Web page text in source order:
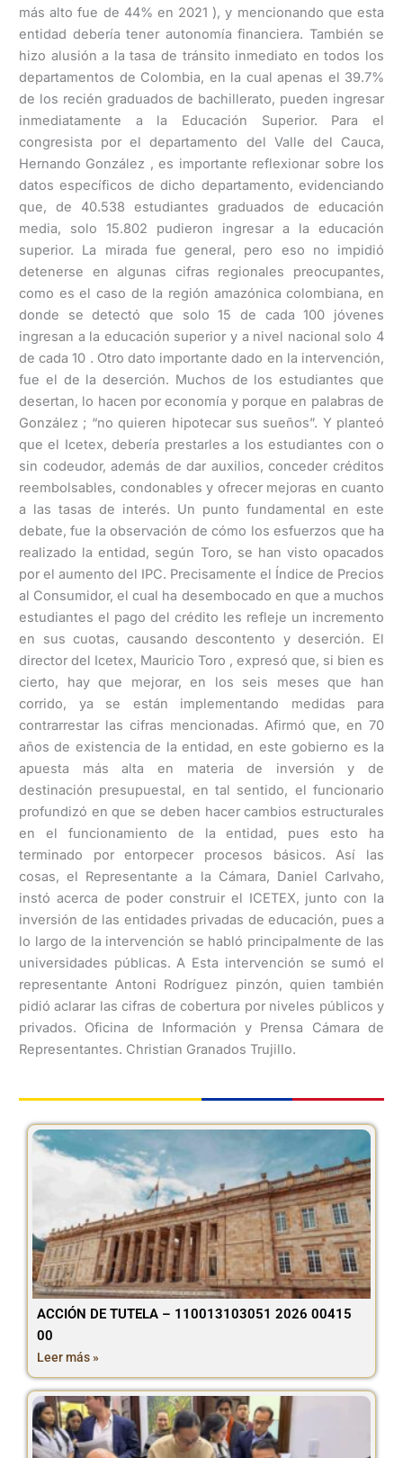
más alto fue de 44% en 2021 ), y mencionando que esta
entidad debería tener autonomía financiera. También se
hizo alusión a la tasa de tránsito inmediato en todos los
departamentos de Colombia, en la cual apenas el 39.7%
de los recién graduados de bachillerato, pueden ingresar
inmediatamente a la Educación Superior. Para el
congresista por el departamento del Valle del Cauca,
Hernando González , es importante reflexionar sobre los
datos específicos de dicho departamento, evidenciando
que, de 40.538 estudiantes graduados de educación
media, solo 15.802 pudieron ingresar a la educación
superior. La mirada fue general, pero eso no impidió
detenerse en algunas cifras regionales preocupantes,
como es el caso de la región amazónica colombiana, en
donde se detectó que solo 15 de cada 100 jóvenes
ingresan a la educación superior y a nivel nacional solo 4
de cada 10 . Otro dato importante dado en la intervención,
fue el de la deserción. Muchos de los estudiantes que
desertan, lo hacen por economía y porque en palabras de
González ; “no quieren hipotecar sus sueños”. Y planteó
que el Icetex, debería prestarles a los estudiantes con o
sin codeudor, además de dar auxilios, conceder créditos
reembolsables, condonables y ofrecer mejoras en cuanto
a las tasas de interés. Un punto fundamental en este
debate, fue la observación de cómo los esfuerzos que ha
realizado la entidad, según Toro, se han visto opacados
por el aumento del IPC. Precisamente el Índice de Precios
al Consumidor, el cual ha desembocado en que a muchos
estudiantes el pago del crédito les refleje un incremento
en sus cuotas, causando descontento y deserción. El
director del Icetex, Mauricio Toro , expresó que, si bien es
cierto, hay que mejorar, en los seis meses que han
corrido, ya se están implementando medidas para
contrarrestar las cifras mencionadas. Afirmó que, en 70
años de existencia de la entidad, en este gobierno es la
apuesta más alta en materia de inversión y de
destinación presupuestal, en tal sentido, el funcionario
profundizó en que se deben hacer cambios estructurales
en el funcionamiento de la entidad, pues esto ha
terminado por entorpecer procesos básicos. Así las
cosas, el Representante a la Cámara, Daniel Carlvaho,
instó acerca de poder construir el ICETEX, junto con la
inversión de las entidades privadas de educación, pues a
lo largo de la intervención se habló principalmente de las
universidades públicas. A Esta intervención se sumó el
representante Antoni Rodríguez pinzón, quien también
pidió aclarar las cifras de cobertura por niveles públicos y
privados. Oficina de Información y Prensa Cámara de
Representantes. Christian Granados Trujillo.
ACCIÓN DE TUTELA – 110013103051 2026 00415
00
Leer más »